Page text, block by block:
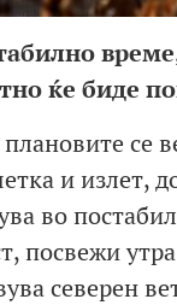
ќе биде
се
и излет,
во
посвежи
северен